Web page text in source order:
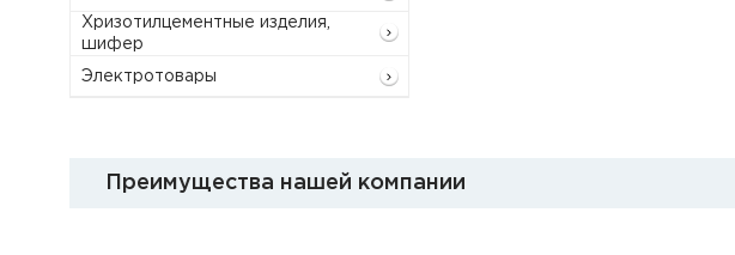
Хризотилцементные изделия,
шифер
Электротовары
Преимущества нашей компании